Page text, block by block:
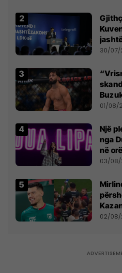
së
30/07/
anti-
01/08/
Një
nga
në
- dhe
03/08/
02/08/